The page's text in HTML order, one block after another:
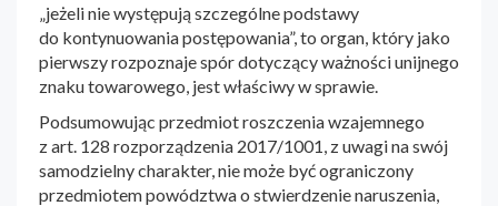
„jeżeli nie występują szczególne podstawy
do kontynuowania postępowania”, to organ, który jako
pierwszy rozpoznaje spór dotyczący ważności unijnego
znaku towarowego, jest właściwy w sprawie.
Podsumowując przedmiot roszczenia wzajemnego
z art. 128 rozporządzenia 2017/1001, z uwagi na swój
samodzielny charakter, nie może być ograniczony
przedmiotem powództwa o stwierdzenie naruszenia,